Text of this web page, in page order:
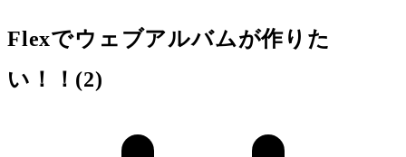
Flexでウェブアルバムが作りた
い！！(2)